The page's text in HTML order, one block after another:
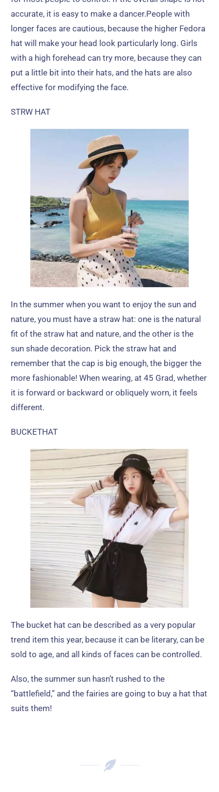
accurate, it is easy to make a dancer.People with
longer faces are cautious, because the higher Fedora
hat will make your head look particularly long. Girls
with a high forehead can try more, because they can
put a little bit into their hats, and the hats are also
effective for modifying the face.
STRW HAT
In the summer when you want to enjoy the sun and
nature,you must have a straw hat:one is the natural
fit of the straw hat and nature, and the other is the
sun shade decoration. Pick the straw hat and
remember that the cap is big enough,the bigger the
more fashionable!When wearing, at 45 Grad,whether
it is forward or backward or obliquely worn, it feels
different.
BUCKETHAT
The bucket hat can be described as a very popular
trend item this year, because it can be literary,can be
sold to age, and all kinds of faces can be controlled.
Also,the summer sun hasn’t rushed to the
“battlefield,” and the fairies are going to buy a hat that
suits them!